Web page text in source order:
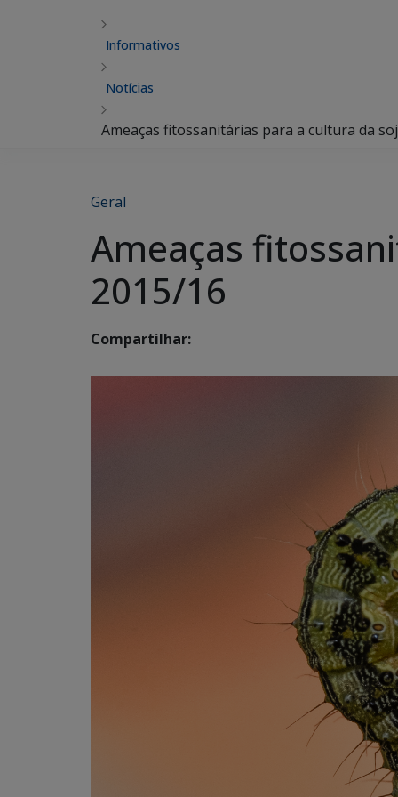
Informativos
Notícias
Ameaças fitossanitárias para a cultura da
Geral
Ameaças
2015/16
Compartilhar: